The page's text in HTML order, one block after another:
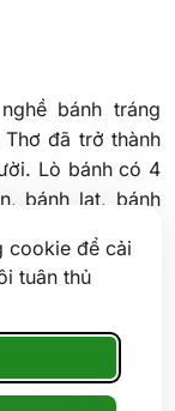
cookie để cải
tuân thủ
bánh tráng
đã trở thành
Lò bánh có 4
bánh lạt, bánh
béo vị dừa,
trong những
trải nghiệm du
tráng Thuận